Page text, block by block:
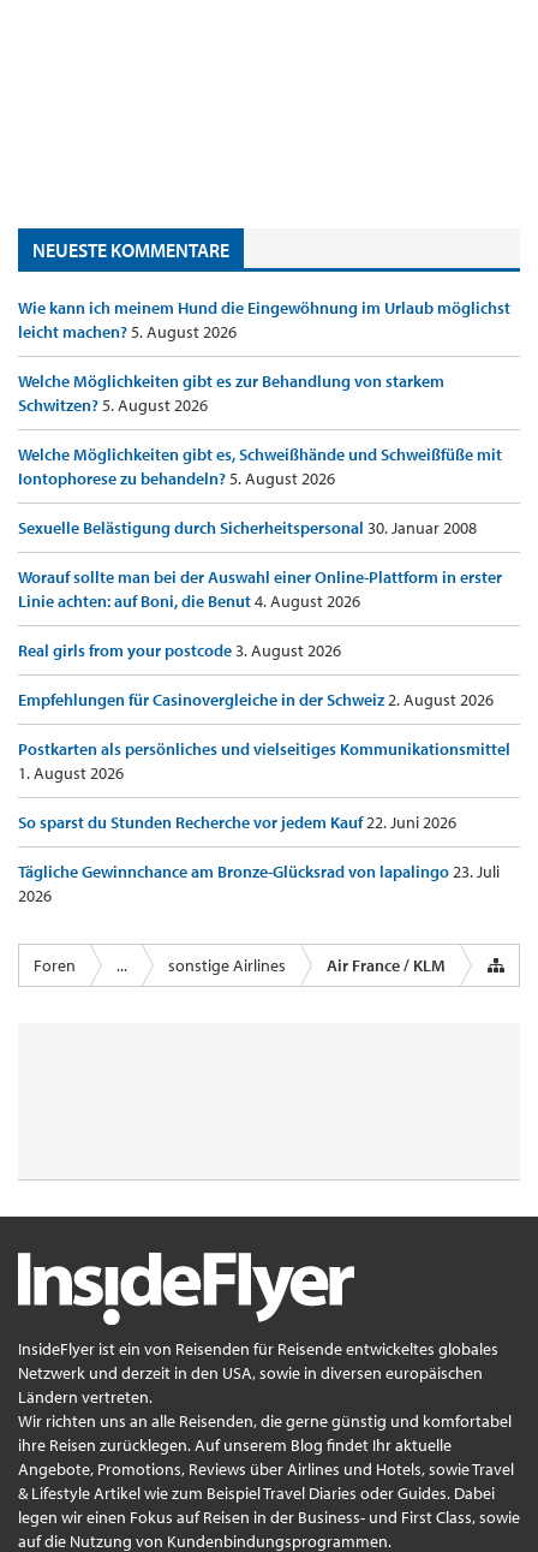
NEUESTE KOMMENTARE
Wie kann ich meinem Hund die Eingewöhnung im Urlaub möglichst
leicht machen?5. August 2026
Welche Möglichkeiten gibt es zur Behandlung von starkem
Schwitzen?5. August 2026
Welche Möglichkeiten gibt es, Schweißhände und Schweißfüße mit
Iontophorese zu behandeln?5. August 2026
Sexuelle Belästigung durch Sicherheitspersonal 30. Januar 2008
Worauf sollte man bei der Auswahl einer Online-Plattform in erster
Linie achten: auf Boni, die Benut4. August 2026
Real girls from your postcode3. August 2026
Empfehlungen für Casinovergleiche in der Schweiz2. August 2026
Postkarten als persönliches und vielseitiges Kommunikationsmittel
1. August 2026
So sparst du Stunden Recherche vor jedem Kauf22. Juni 2026
Tägliche Gewinnchance am Bronze-Glücksrad von lapalingo23. Juli
2026
Foren ... sonstige Airlines Air France / KLM
InsideFlyer ist ein von Reisenden für Reisende entwickeltes globales
Netzwerk und derzeit in den USA, sowie in diversen europäischen
Ländern vertreten.
Wir richten uns an alle Reisenden, die gerne günstig und komfortabel
ihre Reisen zurücklegen. Auf unserem Blog findet Ihr aktuelle
Angebote, Promotions, Reviews über Airlines und Hotels, sowie Travel
& Lifestyle Artikel wie zum Beispiel Travel Diaries oder Guides. Dabei
legen wir einen Fokus auf Reisen in der Business- und First Class, sowie
auf die Nutzung von Kundenbindungsprogrammen.